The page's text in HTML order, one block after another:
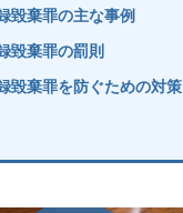
毀棄罪の主な事例
毀棄罪の罰則
毀棄罪を防ぐための対策